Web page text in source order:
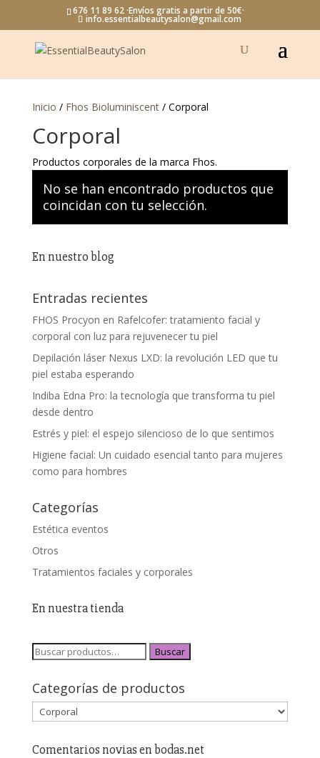
676 11 89 62 ·Envíos gratis a partir de 50€·
info.essentialbeautysalon@gmail.com
Inicio / Fhos Bioluminiscent/ Corporal
Corporal
Productos corporales de la marca Fhos.
No se han encontrado productos que
coincidan con tu selección.
En nuestro blog
Entradas recientes
FHOS Procyon en Rafelcofer: tratamiento facial y
corporal con luz para rejuvenecer tu piel
Depilación láser Nexus LXD: la revolución LED que tu
piel estaba esperando
Indiba Edna Pro: la tecnología que transforma tu piel
desde dentro
Estrés y piel: el espejo silencioso de lo que sentimos
Higiene facial: Un cuidado esencial tanto para mujeres
como para hombres
Categorías
Estética eventos
Otros
Tratamientos faciales y corporales
En nuestra tienda
Buscar
Categorías de productos
Comentarios novias en bodas.net